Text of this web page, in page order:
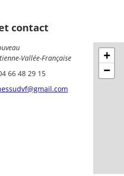
contact
Vallée-Française
66 48 29 15
+
−